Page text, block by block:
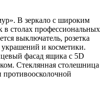
В зеркало с широким
в столах профессиональных
выключатель, розетка
и косметики.
фасад ящика с 5D
Стеклянная столешница